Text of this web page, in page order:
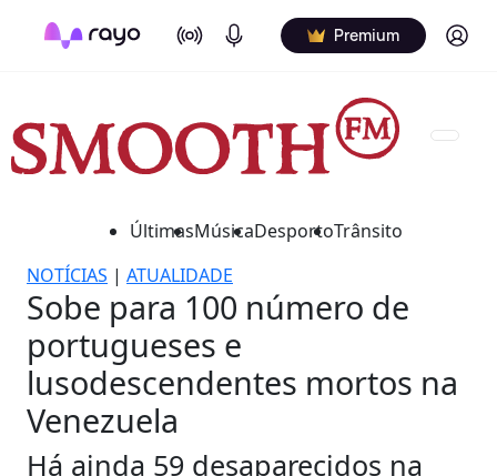
On Air Podcasts Premium Log in
ÚltimasMúsicaDesportoTrânsito
NOTÍCIAS | ATUALIDADE
Sobe para 100 número de
portugueses e
lusodescendentes mortos na
Venezuela
Há ainda 59 desaparecidos na